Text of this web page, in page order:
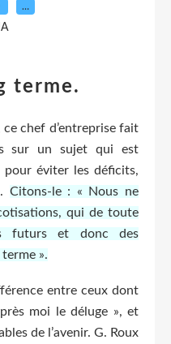
…
terme.
chef d’entreprise fait
sur un sujet qui est
pour éviter les déficits,
Citons-le : « Nous ne
qui de toute
futurs et donc des
».
entre ceux dont
moi le déluge », et
de l’avenir. G. Roux